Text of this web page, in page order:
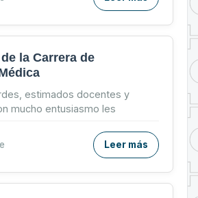
la Carrera de
estimados docentes y
mucho entusiasmo les
juntos ...
Leer más